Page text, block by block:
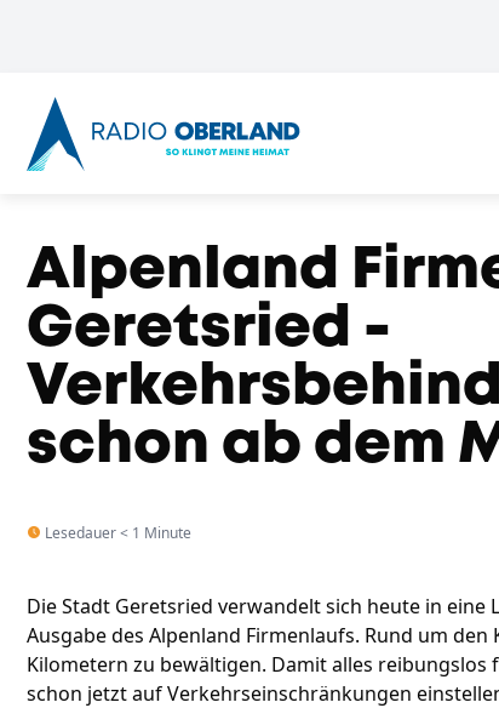
Alpenland
Geretsried -
schon ab dem
Lesedauer < 1 Minute
Die Stadt Geretsried verwandelt sich heute in
Ausgabe des Alpenland Firmenlaufs. Rund um
Kilometern zu bewältigen. Damit alles
schon jetzt auf Verkehrseinschränkungen